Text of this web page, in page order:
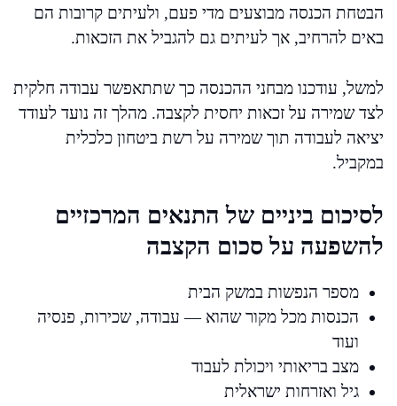
הבטחת הכנסה מבוצעים מדי פעם, ולעיתים קרובות הם
באים להרחיב, אך לעיתים גם להגביל את הזכאות.
למשל, עודכנו מבחני ההכנסה כך שתתאפשר עבודה חלקית
לצד שמירה על זכאות יחסית לקצבה. מהלך זה נועד לעודד
יציאה לעבודה תוך שמירה על רשת ביטחון כלכלית
במקביל.
לסיכום ביניים של התנאים המרכזיים
להשפעה על סכום הקצבה
מספר הנפשות במשק הבית
הכנסות מכל מקור שהוא — עבודה, שכירות, פנסיה
ועוד
מצב בריאותי ויכולת לעבוד
גיל ואזרחות ישראלית